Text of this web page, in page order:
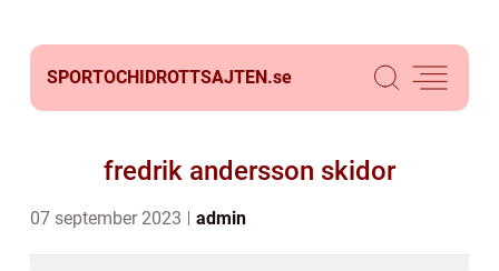
SPORTOCHIDROTTSAJTEN.se
fredrik andersson skidor
07 september 2023 admin